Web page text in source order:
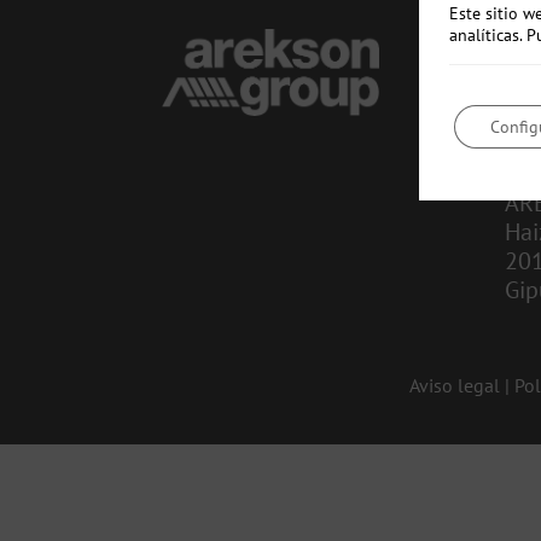
Aviso legal |
Este sitio
analíticas.